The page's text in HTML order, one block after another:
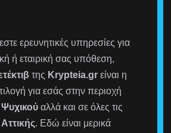
ερευνητικές υπηρεσίες για
ή εταιρική σας υπόθεση,
της Krypteia.gr είναι η
για εσάς στην περιοχή
αλλά και σε όλες τις
. Εδώ είναι μερικά